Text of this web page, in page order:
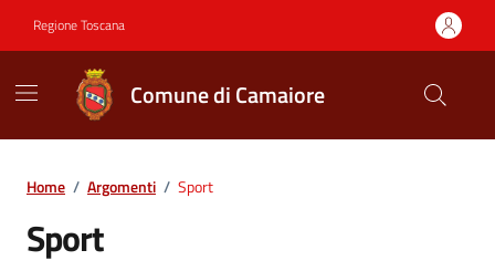
Regione Toscana
Comune di Camaiore
Home / Argomenti / Sport
Sport